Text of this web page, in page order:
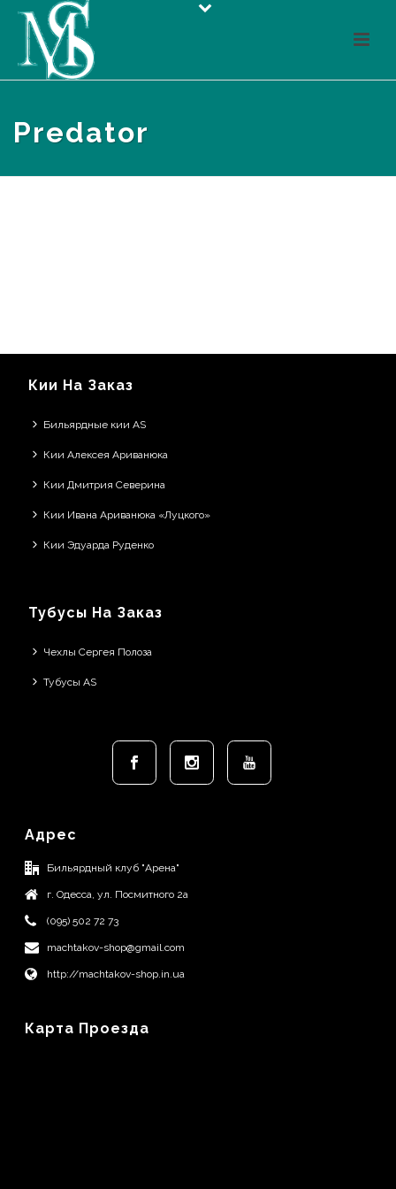
Predator
Кии На Заказ
Бильярдные кии AS
Кии Алексея Ариванюка
Кии Дмитрия Северина
Кии Ивана Ариванюка «Луцкого»
Кии Эдуарда Руденко
Тубусы На Заказ
Чехлы Сергея Полоза
Тубусы AS
Адрес
Бильярдный клуб "Арена"
г. Одесса, ул. Посмитного 2а
(095) 502 72 73
machtakov-shop@gmail.com
http://machtakov-shop.in.ua
Карта Проезда